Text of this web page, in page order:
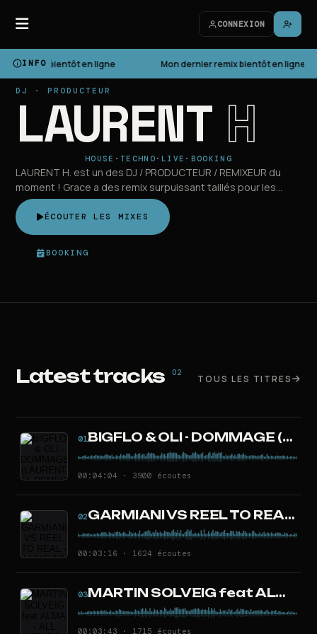
CONNEXION
INFO
remix bientôt en ligne Mon dernier remix bientôt en ligne
DJ · PRODUCTEUR
LAURENT H
HOUSE · TECHNO ·LIVE · BOOKING
LAURENT H. est un des DJ / PRODUCTEUR / REMIXEUR du
moment ! Grace a des remix surpuissant taillés pour les
clubs.
ÉCOUTER LES MIXES
BOOKING
Latest tracks 02
TOUS LES TITRES
01 BIGFLO & OLI - DOMMAGE (LAURENT H. REMIX)
00:04:04 · 3900 écoutes
02 GARMIANI VS REEL TO REAL - I LIKE TO FOGO (LAURENT H. MASHUP)
00:03:16 · 1624 écoutes
03 MARTIN SOLVEIG feat ALMA - ALL STARS (LAURENT H. REMIX)
00:03:43 · 1715 écoutes